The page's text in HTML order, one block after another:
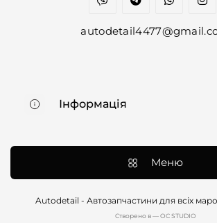
Інформація
Контакти
Договір оферти
Меню
Autodetail - Автозапчастини для всіх
Cтворено в — OC STUDIO